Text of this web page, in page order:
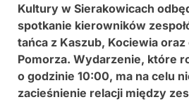
Kultury w Sierakowicach
spotkanie kierowników
tańca z Kaszub, Kociewia oraz
Pomorza. Wydarzenie, które
o godzinie 10:00, ma na celu
zacieśnienie relacji między